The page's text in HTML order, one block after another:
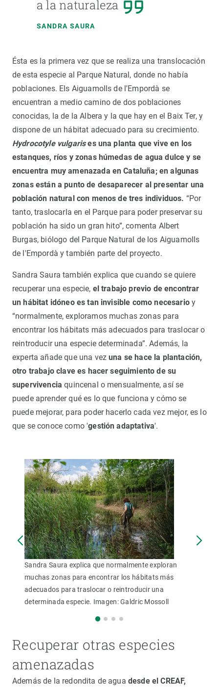
a la naturaleza
SANDRA SAURA
Ésta es la primera vez que se realiza una translocación
de esta especie al Parque Natural, donde no había
poblaciones. Els Aiguamolls de l'Empordà se
encuentran a medio camino de dos poblaciones
conocidas, la de la Albera y la que hay en el Baix Ter, y
dispone de un hábitat adecuado para su crecimiento.
Hydrocotyle vulgarises una planta que vive en los
estanques, ríos y zonas húmedas de agua dulce y se
encuentra muy amenazada en Cataluña; en algunas
zonas están a punto de desaparecer al presentar una
población natural con menos de tres individuos. “Por
tanto, traslocarla en el Parque para poder preservar su
población ha sido un gran hito”, comenta Albert
Burgas, biólogo del Parque Natural de los Aiguamolls
de l'Empordà y también parte del proyecto.
Sandra Saura también explica que cuando se quiere
recuperar una especie, el trabajo previo de encontrar
un hábitat idóneo es tan invisible como necesarioy
“normalmente, exploramos muchas zonas para
encontrar los hábitats más adecuados para traslocar o
reintroducir una especie determinada”. Además, la
experta añade que una vezuna se hace la plantación,
otro trabajo clave es hacer seguimiento de su
supervivencia quincenal o mensualmente, así se
puede aprender qué es lo que funciona y cómo se
puede mejorar, para poder hacerlo cada vez mejor, es lo
que se conoce como 'gestión adaptativa'.
Sandra Saura explica que normalmente exploran
muchas zonas para encontrar los hábitats más
adecuados para traslocar o reintroducir una
determinada especie. Imagen: Galdric Mossoll
Recuperar otras especies
amenazadas
Además de la redondita de agua desde el CREAF,